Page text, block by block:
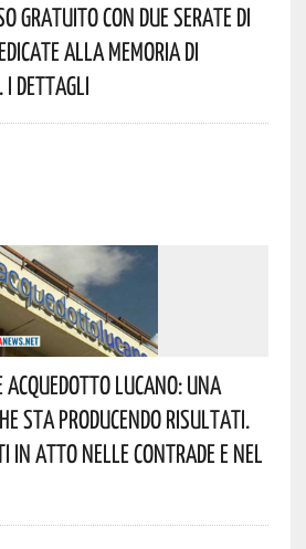
Gratuito Con Due Serate Di
Alla Memoria Di
I Dettagli
Acquedotto Lucano: Una
Sta Producendo Risultati.
In Atto Nelle Contrade E Nel